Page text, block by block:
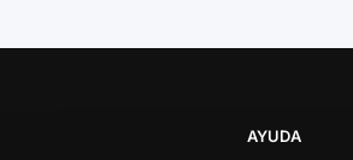
AYUDA